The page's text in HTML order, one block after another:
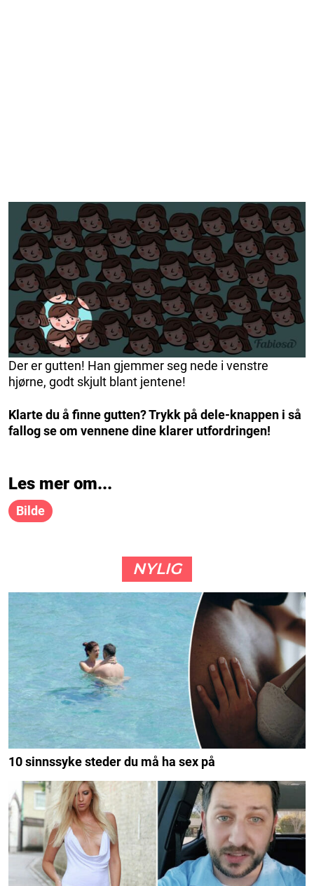
Der er gutten! Han gjemmer seg nede i venstre
hjørne, godt skjult blant jentene!
Klarte du å finne gutten? Trykk på dele-knappen i så
fallog se om vennene dine klarer utfordringen!
Les mer om...
Bilde
NYLIG
10 sinnssyke steder du må ha sex på